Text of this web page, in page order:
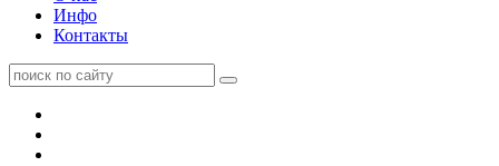
Инфо
Контакты